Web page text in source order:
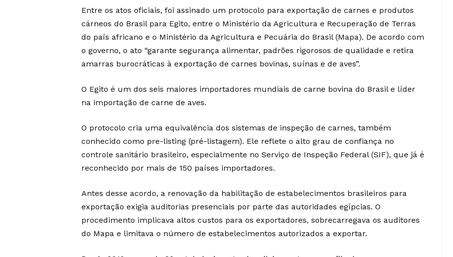
Entre os atos oficiais, foi assinado um protocolo para exportação de carnes e produtos
cárneos do Brasil para Egito, entre o Ministério da Agricultura e Recuperação de Terras
do país africano e o Ministério da Agricultura e Pecuária do Brasil (Mapa). De acordo com
o governo, o ato “garante segurança alimentar, padrões rigorosos de qualidade e retira
amarras burocráticas à exportação de carnes bovinas, suínas e de aves”.
O Egito é um dos seis maiores importadores mundiais de carne bovina do Brasil e líder
na importação de carne de aves.
O protocolo cria uma equivalência dos sistemas de inspeção de carnes, também
conhecido como pre-listing (pré-listagem). Ele reflete o alto grau de confiança no
controle sanitário brasileiro, especialmente no Serviço de Inspeção Federal (SIF), que já é
reconhecido por mais de 150 países importadores.
Antes desse acordo, a renovação da habilitação de estabelecimentos brasileiros para
exportação exigia auditorias presenciais por parte das autoridades egípcias. O
procedimento implicava altos custos para os exportadores, sobrecarregava os auditores
do Mapa e limitava o número de estabelecimentos autorizados a exportar.